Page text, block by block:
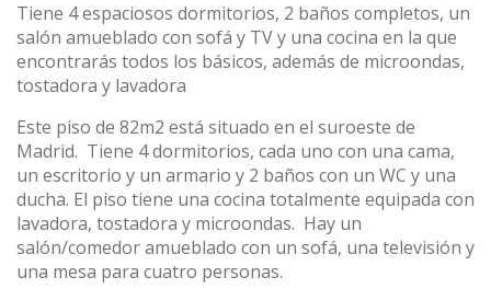
Tiene 4 espaciosos dormitorios, 2 baños completos, un
salón amueblado con sofá y TV y una cocina en la que
encontrarás todos los básicos, además de microondas,
tostadora y lavadora
Este piso de 82m2 está situado en el suroeste de
Madrid. Tiene 4 dormitorios, cada uno con una cama,
un escritorio y un armario y 2 baños con un WC y una
ducha. El piso tiene una cocina totalmente equipada con
lavadora, tostadora y microondas. Hay un
salón/comedor amueblado con un sofá, una televisión y
una mesa para cuatro personas.